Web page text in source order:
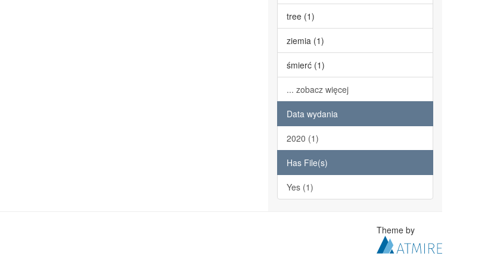
tree (1)
ziemia (1)
śmierć (1)
... zobacz więcej
Data wydania
2020 (1)
Has File(s)
Yes (1)
Theme by